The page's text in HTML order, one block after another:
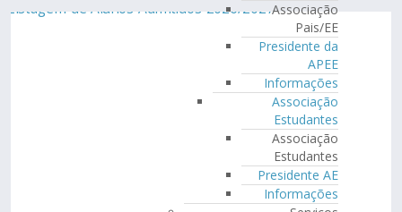
Associação
Pais/EE
Presidente da
APEE
Informações
Associação
Estudantes
Associação
Estudantes
Presidente AE
Informações